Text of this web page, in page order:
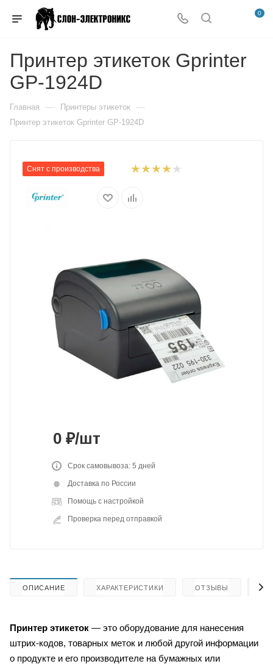
0
Принтер этикеток Gprinter
GP-1924D
Главная — Принтеры этикеток —
Принтер этикеток Gprinter GP-1924D
Снят с производства
0 ₽/шт
Срок самовывоза: 5 дней
Доставка по России
Помощь с настройкой
Проверка перед отправкой
ОПИСАНИЕ ХАРАКТЕРИСТИКИ ОТЗЫВЫ
Принтер этикеток — это оборудование для нанесения
штрих-кодов, товарных меток и любой другой информации
о продукте и его производителе на бумажных или